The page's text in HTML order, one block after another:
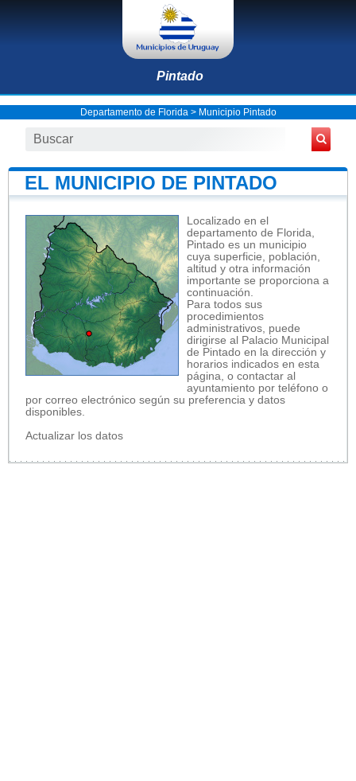
Pintado
Departamento de Florida > Municipio Pintado
EL MUNICIPIO DE PINTADO
Localizado en el
departamento de Florida,
Pintado es un municipio
cuya superficie, población,
altitud y otra información
importante se proporciona a
continuación.
Para todos sus
procedimientos
administrativos, puede
dirigirse al Palacio Municipal
de Pintado en la dirección y
horarios indicados en esta
página, o contactar al
ayuntamiento por teléfono o
por correo electrónico según su preferencia y datos
disponibles.
Actualizar los datos